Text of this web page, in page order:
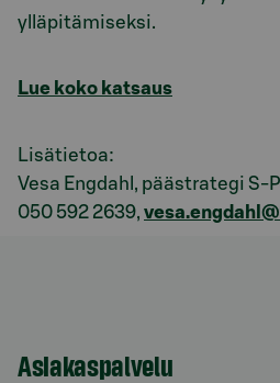
ylläpitämiseksi.
Lue koko katsaus
Lisätietoa:
Vesa Engdahl, päästrategi S-
050 592 2639,
Asiakaspalvelu